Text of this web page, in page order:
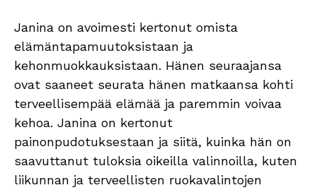
Janina on avoimesti kertonut omista
elämäntapamuutoksistaan ja
kehonmuokkauksistaan. Hänen seuraajansa
ovat saaneet seurata hänen matkaansa kohti
terveellisempää elämää ja paremmin voivaa
kehoa. Janina on kertonut
painonpudotuksestaan ja siitä, kuinka hän on
saavuttanut tuloksia oikeilla valinnoilla, kuten
liikunnan ja terveellisten ruokavalintojen